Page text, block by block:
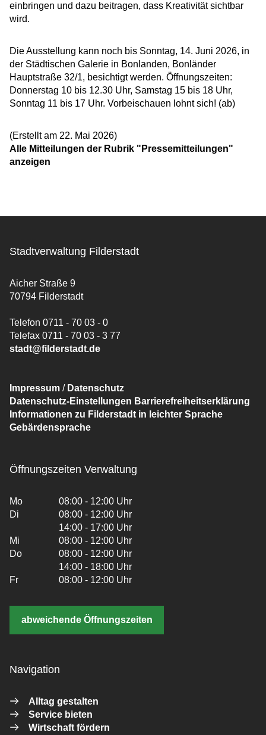
einbringen und dazu beitragen, dass Kreativität sichtbar
wird.
Die Ausstellung kann noch bis Sonntag, 14. Juni 2026, in
der Städtischen Galerie in Bonlanden, Bonländer
Hauptstraße 32/1, besichtigt werden. Öffnungszeiten:
Donnerstag 10 bis 12.30 Uhr, Samstag 15 bis 18 Uhr,
Sonntag 11 bis 17 Uhr. Vorbeischauen lohnt sich! (ab)
(Erstellt am 22. Mai 2026)
Alle Mitteilungen der Rubrik "Pressemitteilungen"
anzeigen
Stadtverwaltung Filderstadt
Aicher Straße 9
70794 Filderstadt
Telefon 0711 - 70 03 - 0
Telefax 0711 - 70 03 - 3 77
stadt@filderstadt.de
Impressum / Datenschutz
Datenschutz-Einstellungen Barrierefreiheitserklärung
Informationen zu Filderstadt in leichter Sprache
Gebärdensprache
Öffnungszeiten Verwaltung
Mo
08:00 - 12:00 Uhr
Di
08:00 - 12:00 Uhr
14:00 - 17:00 Uhr
Mi
08:00 - 12:00 Uhr
Do
08:00 - 12:00 Uhr
14:00 - 18:00 Uhr
Fr
08:00 - 12:00 Uhr
abweichende Öffnungszeiten
Navigation
Alltag gestalten
Service bieten
Wirtschaft fördern